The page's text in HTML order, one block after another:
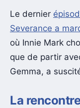
Le dernier
Severance a
où Innie Mark
que de partir
Gemma, a
La